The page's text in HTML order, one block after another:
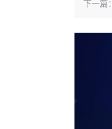
下一篇：